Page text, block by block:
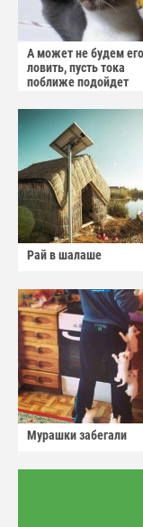
А может не будем его
ловить, пусть тока
поближе подойдет
Рай в шалаше
Мурашки забегали